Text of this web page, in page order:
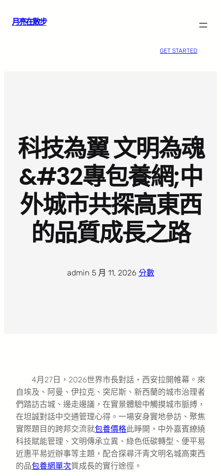
月亮在散步
GET STARTED
科技為翼 文明為魂
&#32專包養網;中
外城市共探高東西
的品質成長之路
admin· 5 月 11, 2026· 分數
4月27日，2026世界市長對話・西安拉開帷幕。來
自埃及、阿曼、伊拉克、突尼斯、新西蘭的城市治理者
們踏訪古城、邊走邊議，在實景體驗中觸摸城市脈搏，
在坦誠對話中交通管理心得。一場安身實地參訪、聚焦
實際題目的跨邦交流就包養價格此睜開，中外嘉賓繚繞
科技賦能管理、文明傳承立異、綠色低碳轉型、便平易
近惠平易近辦事等主題，配合探尋汗青文明名城高東西
的品包養網單次質成長的實行途徑。